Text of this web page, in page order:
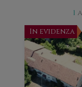
1 a
In evidenza